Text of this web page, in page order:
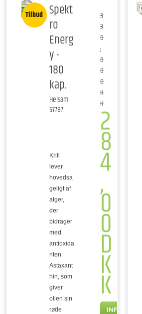
Tilbud Spekt
ro
Energ
y -
180
kap.
Helsam
57787
Krill
lever
hovedsa
geligt af
alger,
der
bidrager
med
antioxida
nten
Astaxant
hin, som
giver
olien sin
røde
3
3
0
,
0
0
D
K
K2
8
4
,
0
0
D
K
K
INFO